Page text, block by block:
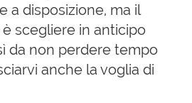
a disposizione, ma il
scegliere in anticipo
da non perdere tempo
anche la voglia di